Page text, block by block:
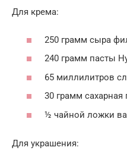
Для крема:
250 грамм сыра
240 грамм пасты
65 миллилитров
30 грамм сахарная
½ чайной ложки
Для украшения: